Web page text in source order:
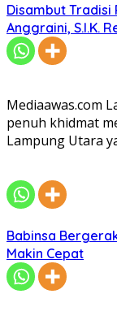
Disambut Tradisi
Anggraini, S.I.K.
Mediaawas.com
penuh khidmat
Lampung Utara
Babinsa
Makin Cepat